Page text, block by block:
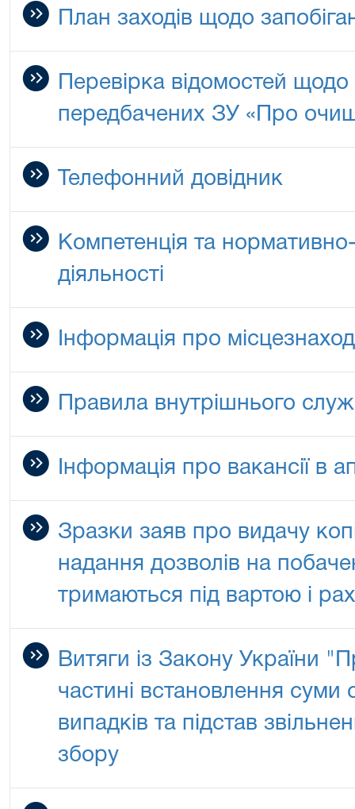
План заходів щодо
Перевірка відомостей
передбачених ЗУ «Про
Телефонний довідник
Компетенція та
діяльності
Інформація про
Правила внутрішнього
Інформація про вакансії в
Зразки заяв про видачу
надання дозволів на
тримаються під вартою і
Витяги із Закону України
частині встановлення суми
випадків та підстав
збору